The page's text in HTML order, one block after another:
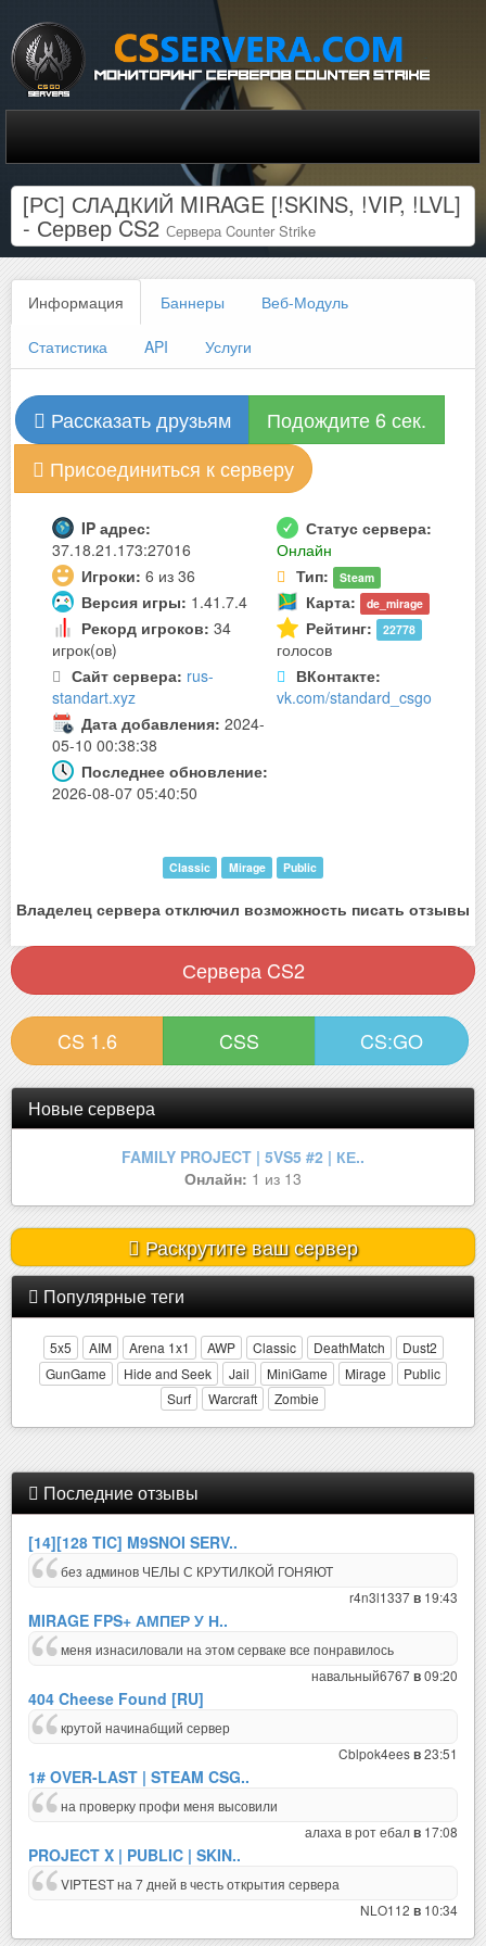
[РС] СЛАДКИЙ MIRAGE [!SKINS, !VIP, !LVL]
- Сервер CS2 Сервера Counter Strike
Информация Баннеры Веб-Модуль
Статистика API Услуги
Рассказать друзьям
Подождите 6 сек.
Присоединиться к серверу
IP адрес:
37.18.21.173:27016
Статус сервера:
Онлайн
Игроки: 6 из 36 Тип: Steam
Версия игры: 1.41.7.4 Карта: de_mirage
Рекорд игроков: 34
игрок(ов)
Рейтинг: 22778
голосов
Сайт сервера: rus-
standart.xyz
ВКонтакте:
vk.com/standard_csgo
Дата добавления: 2024-
05-10 00:38:38
Последнее обновление:
2026-08-07 05:40:50
Classic Mirage Public
Владелец сервера отключил возможность писать отзывы
Сервера CS2
CS 1.6 CSS CS:GO
Новые сервера
FAMILY PROJECT | 5VS5 #2 | КЕ..
Онлайн: 1 из 13
Раскрутите ваш сервер
Популярные теги
5x5 AIM Arena 1x1 AWP Classic DeathMatch
Dust2
GunGame
Hide and Seek Jail MiniGame Mirage
Public
Surf
Warcraft Zombie
Последние отзывы
[14][128 TIC] M9SNOI SERV..
без админов ЧЕЛЫ С КРУТИЛКОЙ ГОНЯЮТ
r4n3l1337в 19:43
MIRAGE FPS+ АМПЕР У Н..
меня изнасиловали на этом серваке все понравилось
навальный6767в09:20
404 Cheese Found [RU]
крутой начинабщий сервер
Cblpok4eesв23:51
1# OVER-LAST | STEAM CSG..
на проверку профи меня высовили
алаха в рот ебалв 17:08
PROJECT X | PUBLIC | SKIN..
VIPTEST на 7 дней в честь открытия сервера
NLO112 в 10:34